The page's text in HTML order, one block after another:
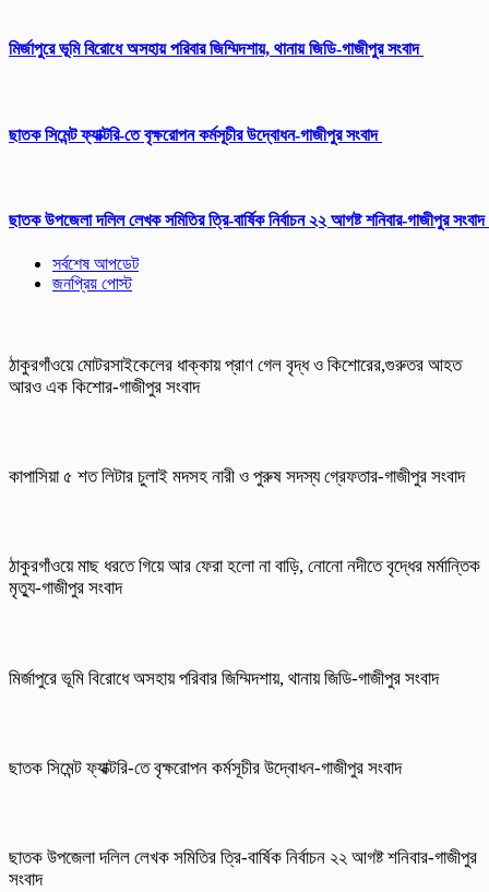
মির্জাপুরে ভূমি বিরোধে অসহায় পরিবার জিম্মিদশায়, থানায় জিডি-গাজীপুর সংবাদ
ছাতক সিমেন্ট ফ্যাক্টরি-তে বৃক্ষরোপন কর্মসূচীর উদ্বোধন-গাজীপুর সংবাদ
ছাতক উপজেলা দলিল লেখক সমিতির ত্রি-বার্ষিক নির্বাচন ২২ আগষ্ট শনিবার-গাজীপুর সংবাদ
সর্বশেষ আপডেট
জনপ্রিয় পোস্ট
ঠাকুরগাঁওয়ে মোটরসাইকেলের ধাক্কায় প্রাণ গেল বৃদ্ধ ও কিশোরের,গুরুতর আহত
আরও এক কিশোর-গাজীপুর সংবাদ
কাপাসিয়া ৫ শত লিটার চুলাই মদসহ নারী ও পুরুষ সদস্য গ্রেফতার-গাজীপুর সংবাদ
ঠাকুরগাঁওয়ে মাছ ধরতে গিয়ে আর ফেরা হলো না বাড়ি, নোনো নদীতে বৃদ্ধের মর্মান্তিক
মৃত্যু-গাজীপুর সংবাদ
মির্জাপুরে ভূমি বিরোধে অসহায় পরিবার জিম্মিদশায়, থানায় জিডি-গাজীপুর সংবাদ
ছাতক সিমেন্ট ফ্যাক্টরি-তে বৃক্ষরোপন কর্মসূচীর উদ্বোধন-গাজীপুর সংবাদ
ছাতক উপজেলা দলিল লেখক সমিতির ত্রি-বার্ষিক নির্বাচন ২২ আগষ্ট শনিবার-গাজীপুর
সংবাদ